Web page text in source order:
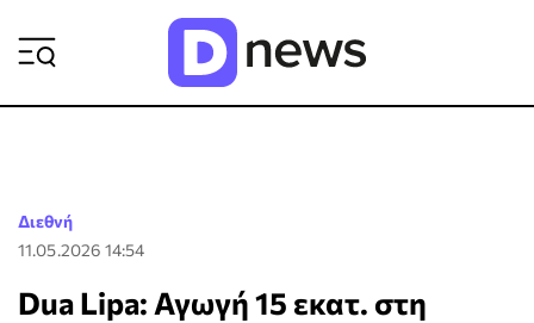
Διεθνή
11.05.2026 14:54
Dua Lipa: Αγωγή 15 εκατ. στη